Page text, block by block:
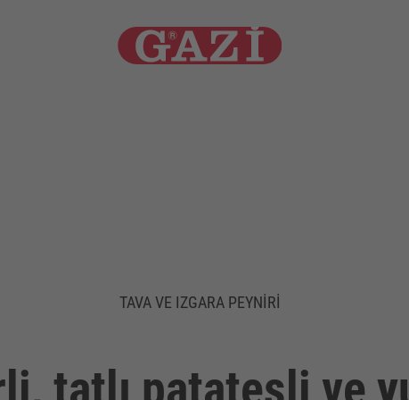
TAVA VE IZGARA PEYNIRI
tatlı patatesli ve